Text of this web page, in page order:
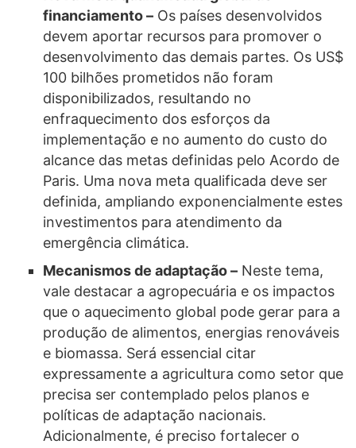
financiamento –Os países desenvolvidos
devem aportar recursos para promover o
desenvolvimento das demais partes. Os US$
100 bilhões prometidos não foram
disponibilizados, resultando no
enfraquecimento dos esforços da
implementação e no aumento do custo do
alcance das metas definidas pelo Acordo de
Paris. Uma nova meta qualificada deve ser
definida, ampliando exponencialmente estes
investimentos para atendimento da
emergência climática.
Mecanismos de adaptação –Neste tema,
vale destacar a agropecuária e os impactos
que o aquecimento global pode gerar para a
produção de alimentos, energias renováveis
e biomassa. Será essencial citar
expressamente a agricultura como setor que
precisa ser contemplado pelos planos e
políticas de adaptação nacionais.
Adicionalmente, é preciso fortalecer o